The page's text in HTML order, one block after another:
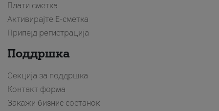
Плати сметка
Активирајте Е-сметка
Припејд регистрација
Поддршка
Секција за поддршка
Контакт форма
Закажи бизнис состанок